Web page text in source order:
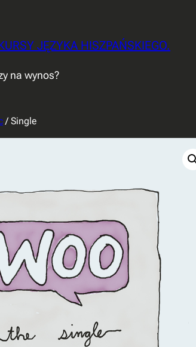
JĘZYKA HISZPAŃSKIEGO.
na wynos?
/ Single